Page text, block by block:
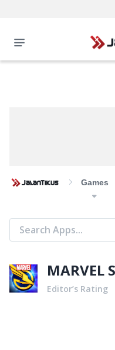
Games
MARVEL
Editor’s Rating